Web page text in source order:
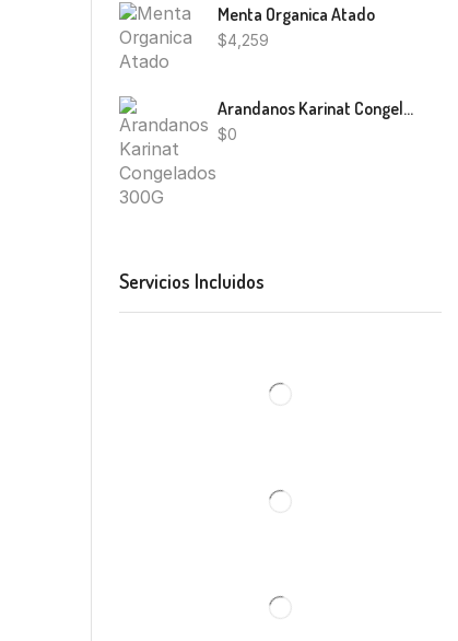
Menta Organica Atado
$4,259
Arandanos Karinat Congelados 300G
$0
Servicios Incluidos